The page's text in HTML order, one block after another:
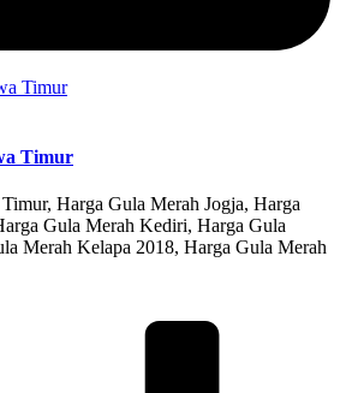
Timur
Harga Gula Merah Jogja, Harga
Gula Merah Kediri, Harga Gula
Merah Kelapa 2018, Harga Gula Merah